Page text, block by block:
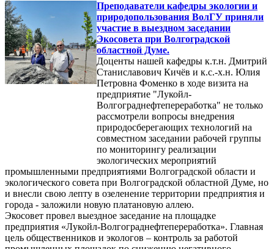
Преподаватели кафедры экологии и
природопользования ВолГУ приняли
участие в выездном заседании
Экосовета при Волгоградской
областной Думе.
Доценты нашей кафедры к.т.н. Дмитрий
Станиславович Кичёв и к.с.-х.н. Юлия
Петровна Фоменко в ходе визита на
предприятие "Лукойл-
Волгограднефтепереработка" не только
рассмотрели вопросы внедрения
природосберегающих технологий на
совместном заседании рабочей группы
по мониторингу реализации
экологических мероприятий
промышленными предприятиями Волгоградской области и
экологического совета при Волгоградской областной Думе, но
и внесли свою лепту в озеленение территории предприятия и
города - заложили новую платановую аллею.
Экосовет провел выездное заседание на площадке
предприятия «Лукойл-Волгограднефтепереработка». Главная
цель общественников и экологов – контроль за работой